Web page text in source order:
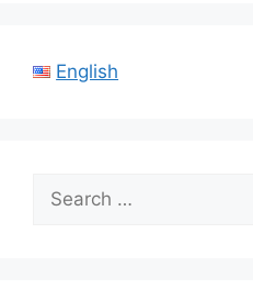
English
Search
for: